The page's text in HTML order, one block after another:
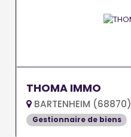
THOMA IMMO
BARTENHEIM (68870)
Gestionnaire de biens